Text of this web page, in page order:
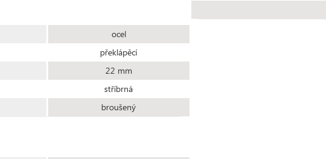
ocel
překlápěcí
22 mm
stříbrná
broušený